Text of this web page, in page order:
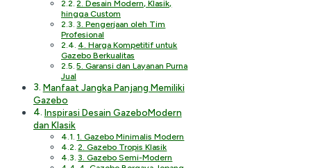
2. Desain Modern, Klasik,
hingga Custom
3. Pengerjaan oleh Tim
Profesional
4. Harga Kompetitif untuk
Gazebo Berkualitas
5. Garansi dan Layanan Purna
Jual
Manfaat Jangka Panjang Memiliki
Gazebo
Inspirasi Desain GazeboModern
dan Klasik
1. Gazebo Minimalis Modern
2. Gazebo Tropis Klasik
3. Gazebo Semi-Modern